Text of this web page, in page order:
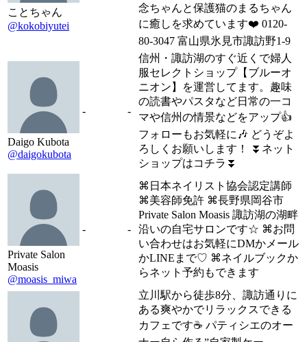
ことちゃん
@kokobiyutei
念ちゃんと保護猫のまるちゃん
に癒しを求めています❤️ 0120-
80-3047 富山県氷見市諏訪野1-9
Daigo Kubota
@daigokubota
- -
信州・諏訪湖のすぐ近くで婦人
服セレクトショップ【ブルーオ
ニオン】を運営してます。趣味
の読書やパスタなど日常の一コ
マや信州の情景などをアップ👍
フォローもお気軽に🎶 どうぞよ
ろしくお願いします！ ⏬ネット
ショップはコチラ⏬
Private Salon
Moasis
@moasis_miwa
- -
⌘日本ネイリスト協会認定講師
⌘美容師免許 ⌘長野県岡谷市
Private Salon Moasis 諏訪湖の湖畔
沿いの自宅サロンです☆ ⌘お問
い合わせはお気軽にDMかメール
かLINEまで♡ ⌘ネイルブックか
らネット予約もできます
立川駅から徒歩8分、諏訪通りに
ある爽やかでリラックスできる
カフェです☕️ パティシエのオー